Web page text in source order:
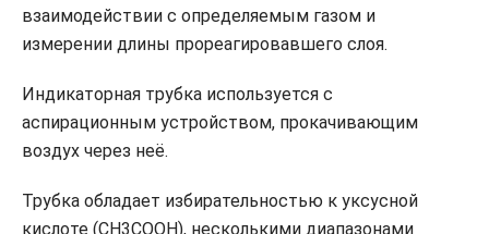
взаимодействии с определяемым газом и
измерении длины прореагировавшего слоя.
Индикаторная трубка используется с
аспирационным устройством, прокачивающим
воздух через неё.
Трубка обладает избирательностью к уксусной
кислоте (CH3COOH), несколькими диапазонами